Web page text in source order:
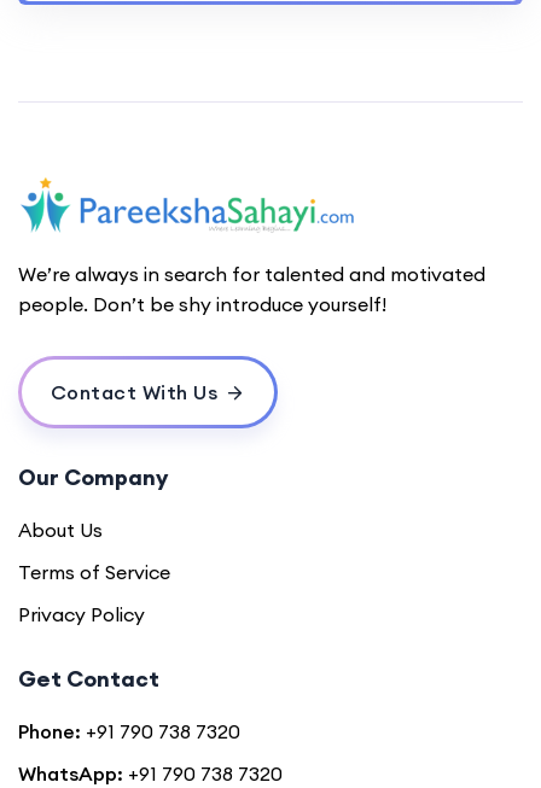
We’re always in search for talented and motivated
people. Don’t be shy introduce yourself!
Contact With Us
Our Company
About Us
Terms of Service
Privacy Policy
Get Contact
Phone: +91 790 738 7320
WhatsApp: +91 790 738 7320